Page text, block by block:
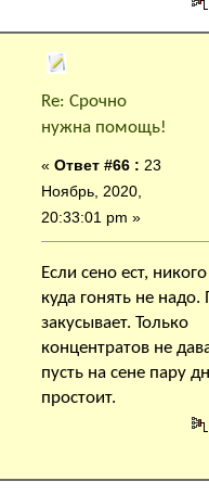
Re: Срочно
нужна помощь!
« Ответ #66 : 23
Ноябрь, 2020,
20:33:01 pm »
Если сено ест,
куда гонять не надо.
закусывает. Только
концентратов не
пусть на сене пару
простоит.